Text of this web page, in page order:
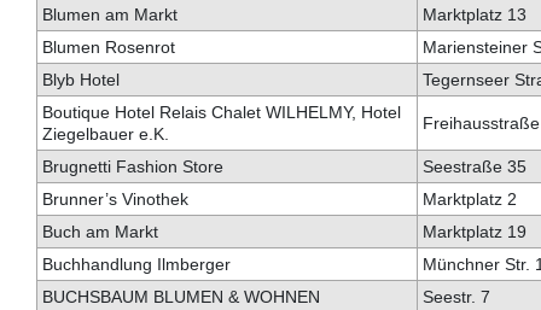
Blumen am Markt
Marktplatz 13
Blumen Rosenrot
Mariensteiner
Blyb Hotel
Tegernseer
Boutique Hotel Relais Chalet WILHELMY, Hotel
Ziegelbauer e.K.
Brugnetti Fashion Store
Seestraße 35
Brunner’s Vinothek
Marktplatz 2
Buch am Markt
Marktplatz 19
Buchhandlung Ilmberger
Münchner Str.
BUCHSBAUM BLUMEN & WOHNEN
Seestr. 7